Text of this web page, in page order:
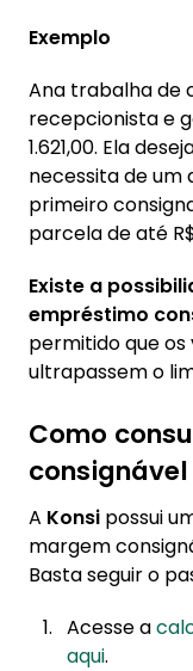
Exemplo
Ana trabalha de
recepcionista e
1.621,00. Ela
necessita de um
primeiro
parcela de até
Existe a
empréstimo
permitido que
ultrapassem o
Como
consignável
A Konsi possui
margem
Basta seguir o
Acesse a
aqui.